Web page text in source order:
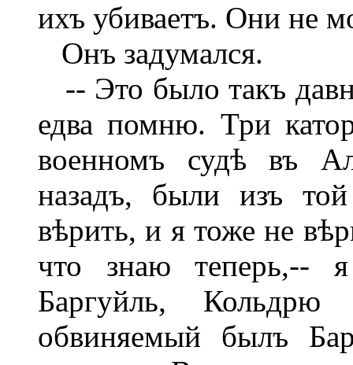
ихъ убиваетъ. Они не
Онъ задумался.
-- Это было такъ
едва помню. Три
военномъ судѣ въ
назадъ, были изъ
вѣрить, и я тоже не
что знаю теперь,--
Баргуйль,
обвиняемый былъ